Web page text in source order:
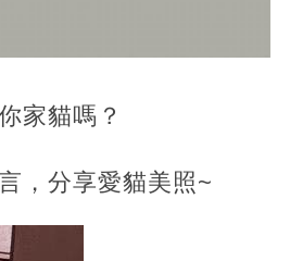
家貓嗎？
，分享愛貓美照~